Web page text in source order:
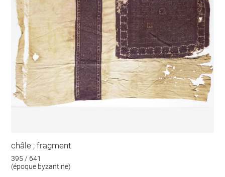
châle ; fragment
395 / 641
(époque byzantine)